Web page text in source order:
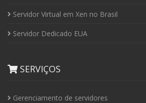
Servidor Virtual em Xen no Brasil
Servidor Dedicado EUA
SERVIÇOS
Gerenciamento de servidores